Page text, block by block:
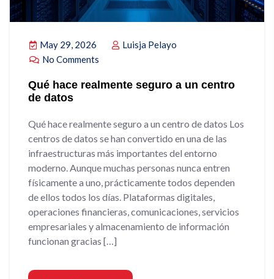
May 29, 2026
Luisja Pelayo
No Comments
Qué hace realmente seguro a un centro
de datos
Qué hace realmente seguro a un centro de datos Los
centros de datos se han convertido en una de las
infraestructuras más importantes del entorno
moderno. Aunque muchas personas nunca entren
físicamente a uno, prácticamente todos dependen
de ellos todos los días. Plataformas digitales,
operaciones financieras, comunicaciones, servicios
empresariales y almacenamiento de información
funcionan gracias […]